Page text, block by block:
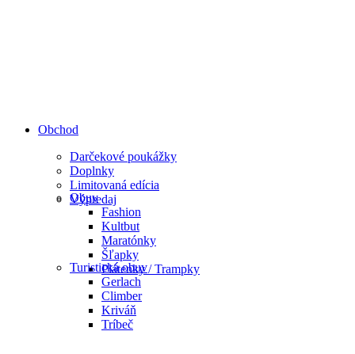
Obchod
Darčekové poukážky
Doplnky
Limitovaná edícia
Výpredaj
Obuv
Fashion
Kultbut
Maratónky
Šľapky
Plátenky / Trampky
Turistická obuv
Gerlach
Climber
Kriváň
Tríbeč